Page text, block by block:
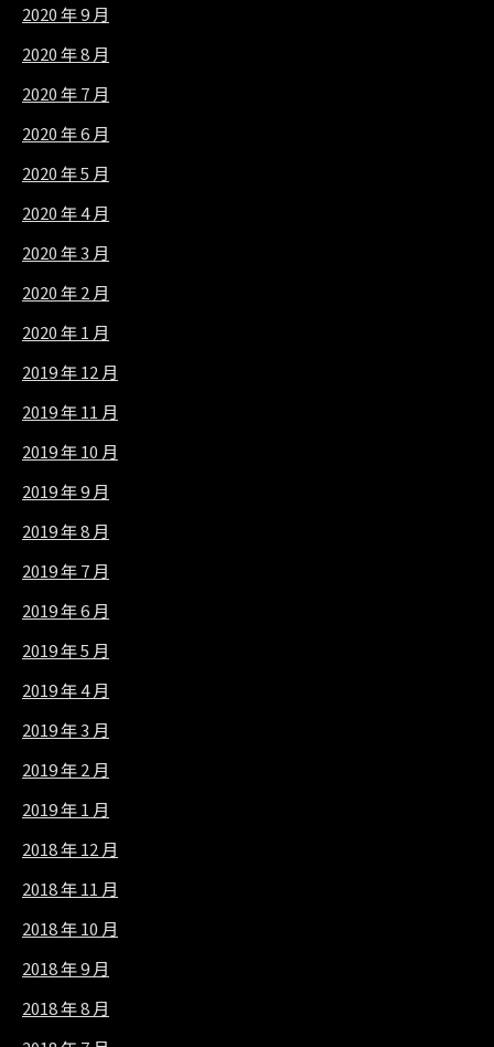
2020 年 9 月
2020 年 8 月
2020 年 7 月
2020 年 6 月
2020 年 5 月
2020 年 4 月
2020 年 3 月
2020 年 2 月
2020 年 1 月
2019 年 12 月
2019 年 11 月
2019 年 10 月
2019 年 9 月
2019 年 8 月
2019 年 7 月
2019 年 6 月
2019 年 5 月
2019 年 4 月
2019 年 3 月
2019 年 2 月
2019 年 1 月
2018 年 12 月
2018 年 11 月
2018 年 10 月
2018 年 9 月
2018 年 8 月